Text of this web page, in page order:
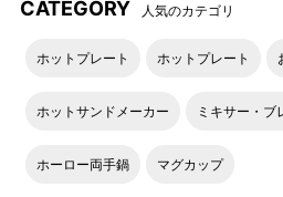
キッズディッシュプレート・
両
CATEGORY 人気のカテゴリ
ホットプレート ホットプレート
ホットサンドメーカー ミキサー・ブ
ホーロー両手鍋 マグカップ